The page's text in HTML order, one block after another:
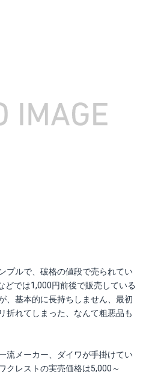
プルで、破格の値段で売られてい
どでは1,000円前後で販売している
、基本的に長持ちしません、最初
折れてしまった、なんて粗悪品も
流メーカー、ダイワが手掛けてい
クレストの実売価格は5,000～